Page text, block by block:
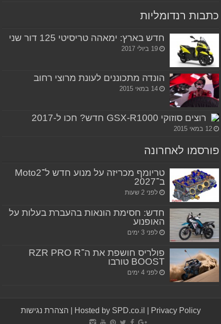
כתבות רנדומליות
חדש בארץ: ימאהה טריסיטי 125 דור שני
19 ביולי 2017
הונדה מתכוננים לעונת מרוצי רחוב
14 במאי 2015
רוצים סוזוקי GSX-R1000 חדש? חכו ל-2017
12 במאי 2015
פורסמו לאחרונה
טריומף מכריזה על מנוע חדש ל־Moto2
ב־2027
לפני 2 שעות
חדש: חסימת הונאות בהעברת בעלות על
האופנוע
לפני 3 ימים
פולריס חושפת את ה־RZR PRO R
BOOST טורבו
לפני 4 ימים
Hosted by SPD.co.il Privacy Policy הצהרת נגישות